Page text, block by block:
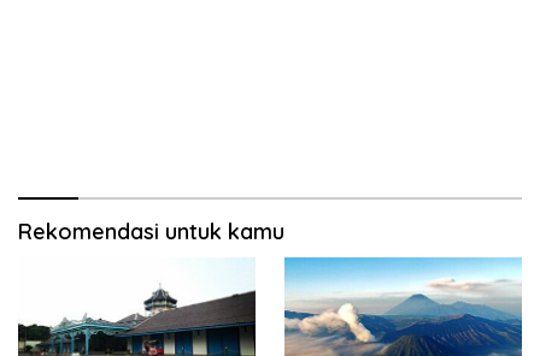
Rekomendasi untuk kamu